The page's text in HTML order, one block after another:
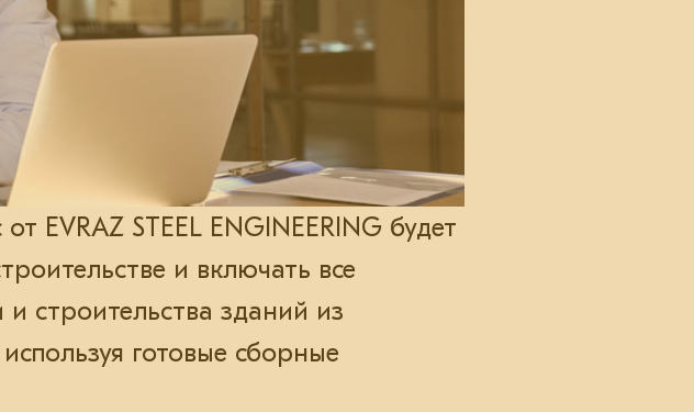
EVRAZ STEEL ENGINEERING будет
и включать все
строительства зданий из
готовые сборные